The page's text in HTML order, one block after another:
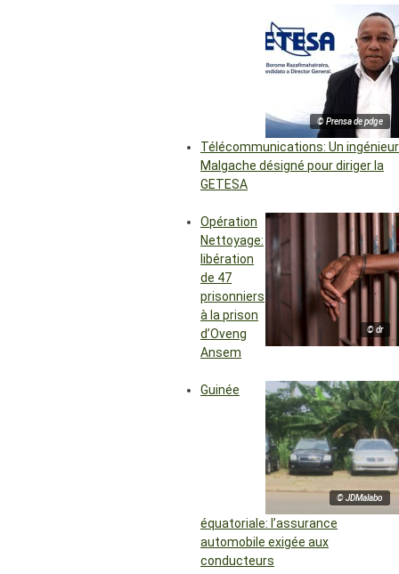
© Prensa de pdge
Télécommunications: Un ingénieur
Malgache désigné pour diriger la
GETESA
© dr
Opération
Nettoyage:
libération
de 47
prisonniers
à la prison
d’Oveng
Ansem
© JDMalabo
Guinée
équatoriale: l’assurance
automobile exigée aux
conducteurs